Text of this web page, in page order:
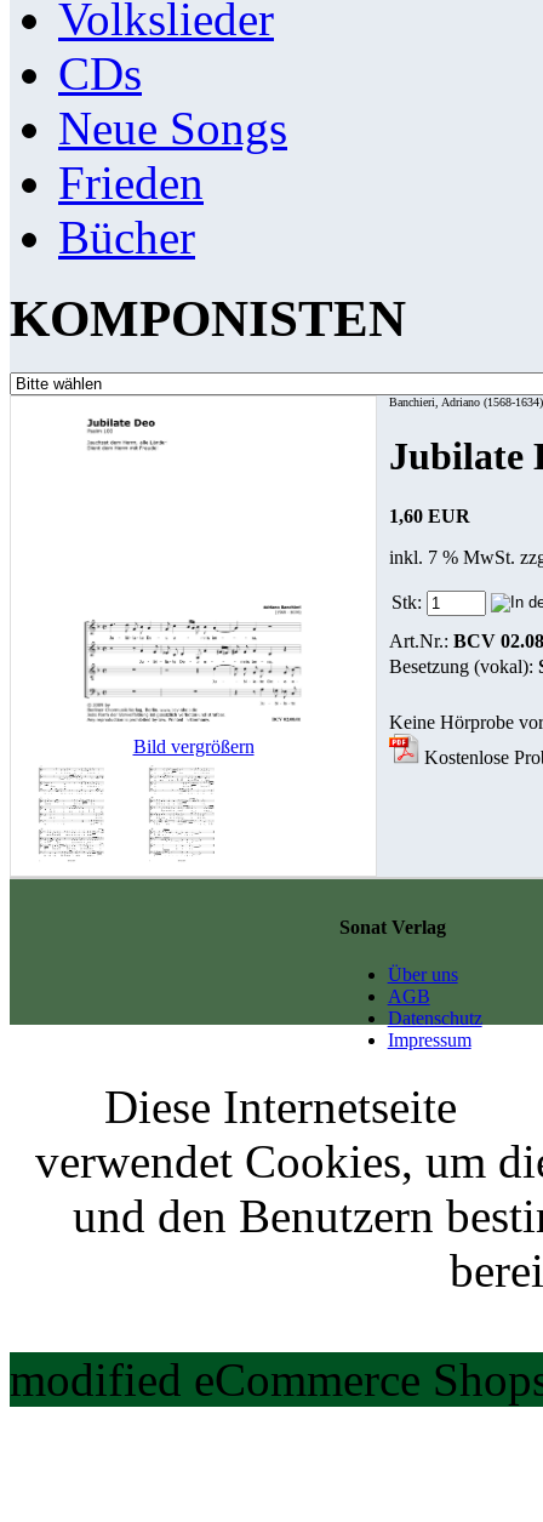
Volkslieder
CDs
Neue Songs
Frieden
Bücher
KOMPONISTEN
Bild vergrößern
Banchieri, Adriano (1568-1634)
Jubilate
1,60 EUR
inkl. 7 % MwSt.
Stk:
Art.Nr.: BCV
Besetzung (vokal):
Keine Hörprobe
Kostenlose
Sonat Verlag
Über uns
AGB
Datenschutz
Impressum
Diese Internetseite
verwendet Cookies, um
und den Benutzern
modified eCommerce